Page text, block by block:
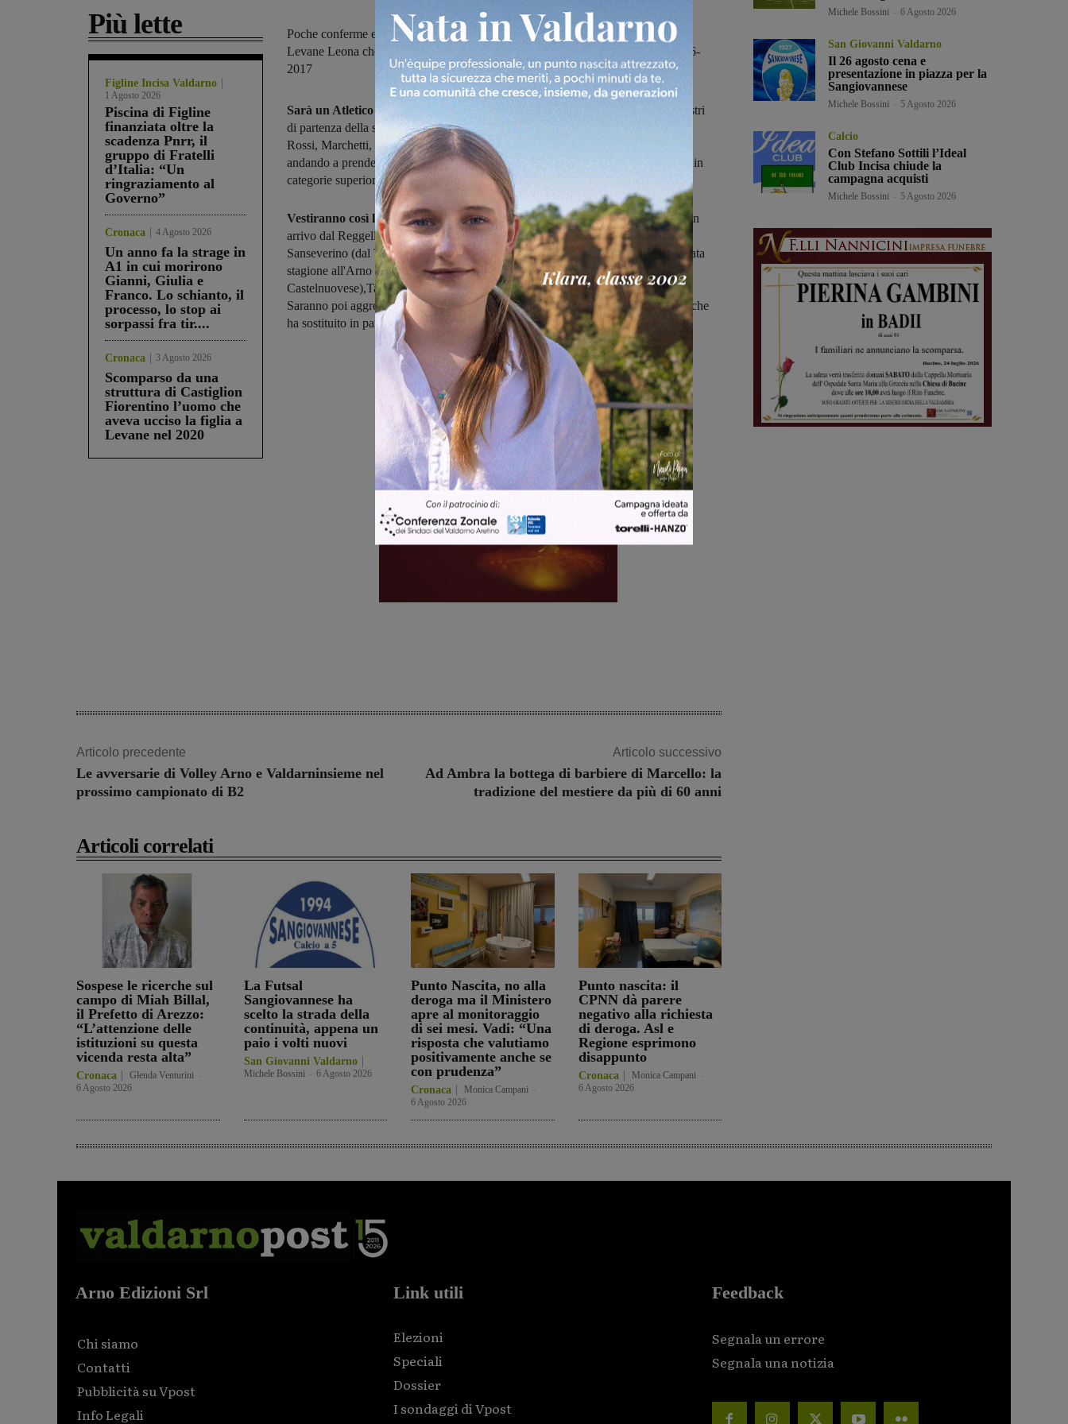
Più lette
Figline Incisa Valdarno
1 Agosto 2026
Piscina di Figline
finanziata oltre la
scadenza Pnrr, il
gruppo di Fratelli
d’Italia: “Un
ringraziamento al
Governo”
Cronaca 4 Agosto 2026
Un anno fa la strage in
A1 in cui morirono
Gianni, Giulia e
Franco. Lo schianto, il
processo, lo stop ai
sorpassi fra tir....
Cronaca 3 Agosto 2026
Scomparso da una
struttura di Castiglion
Fiorentino l’uomo che
aveva ucciso la figlia a
Levane nel 2020
Poche conferme e tante facce nuove (a cominciare dell’allenatore) nell’Atletico
Levane Leona che affronterà il campionato di Prima categoria nella stagione 2016-
2017
Sarà un Atletico Levane Leona molto rinnovato
quello che si presenterà ai nastri
di partenza della stagione 2016-2017: sono rimasti infatti solo Lotti, Lazzerini,
Rossi, Marchetti, Foggi e Valorosi, il che ha obbligato a operare
andando a prendere, quando è stato possibile, giocatori con alla spalle esperienze in
categorie superiori.
Vestiranno così la casacca del sodalizio levaneseBrandi (dal Laterina), Secci (in
arrivo dal Reggello), Brocci (ex Pontassieve), Marra (lo scorso anno ad Ambra),
Sanseverino (dal Terranuova Traiana) , Kebe (ex Sangiustinese), Arcioni (la passata
stagione all'Arno Laterina), Senesi (da Bucine), Bighellini (in arrivo dalla
Castelnuovese),Tarchi (ex Montevarchi), Parisi (dalla Chiantigiana) e Keyta.
Saranno poi aggregati al gruppo, guidatodal nuovo allenatore Simone Sereni(che
ha sostituito in panchinaMarco Becattini) alcuni ragazzi della squadra juniores.
Articolo precedente
Le avversarie di Volley Arno e Valdarninsieme nel
prossimo campionato di B2
Articolo successivo
Ad Ambra la bottega di barbiere di Marcello: la
tradizione del mestiere da più di 60 anni
Articoli correlati
Sospese le ricerche sul
campo di Miah Billal,
il Prefetto di Arezzo:
“L’attenzione delle
istituzioni su questa
vicenda resta alta”
Cronaca Glenda Venturini
6 Agosto 2026
La Futsal
Sangiovannese ha
scelto la strada della
continuità, appena un
paio i volti nuovi
San Giovanni Valdarno
Michele Bossini 6 Agosto 2026
Punto Nascita, no alla
deroga ma il Ministero
apre al monitoraggio
di sei mesi. Vadi: “Una
risposta che valutiamo
positivamente anche se
con prudenza”
Cronaca Monica Campani
6 Agosto 2026
Punto nascita: il
CPNN dà parere
negativo alla richiesta
di deroga. Asl e
Regione esprimono
disappunto
Cronaca Monica Campani
6 Agosto 2026
Michele Bossini 6 Agosto 2026
San Giovanni Valdarno
Il 26 agosto cena e
presentazione in piazza per la
Sangiovannese
Michele Bossini 5 Agosto 2026
Calcio
Con Stefano Sottili l’Ideal
Club Incisa chiude la
campagna acquisti
Michele Bossini 5 Agosto 2026
Arno Edizioni Srl
Chi siamo
Contatti
Pubblicità su Vpost
Info Legali
Link utili
Elezioni
Speciali
Dossier
I sondaggi di Vpost
Feedback
Segnala un errore
Segnala una notizia